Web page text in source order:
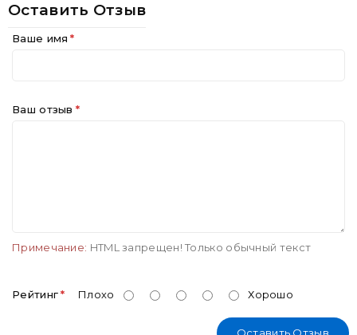
Оставить Отзыв
Ваше имя
Ваш отзыв
Примечание: HTML запрещен! Только обычный текст
Рейтинг Плохо Хорошо